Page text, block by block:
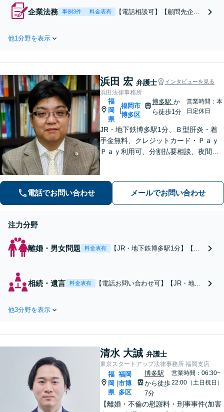
営するからわかる「収
な権利を守ります【顧
問先企業60社超】
企業法務 事例3件 料金表有
【電話相談可】【顧問先企業5
【全国対応／土日夜間OK】個
の先生、税理士の先生からの
ご相談も【烏丸御池6分】
他1分野を表示
浜田 宏 弁護士 インタビューを見る
浜田法律事務所
福
岡
県
福岡市
博多区
博多駅 か
ら徒歩1分
営業時間：本
日定休日
JR・地下鉄博多駅1分、Ｂ型肝炎・着
手金無料、クレジットカード・Ｐａｙ
Ｐａｙ利用可、分割払要相談、夜間・
婚、相続、後見、交通事故、借金、労
働、民事全般取扱い
電話でお問い合わせ メールでお問い合わせ
注力分野
離婚・男女問題 料金表有
【JR・地下鉄博多駅1分】【平
権などお任せください。相談者
相続・遺言 料金表有
【電話お問い合わせ可】【JR・地下
な相続を実現するためにも、経験豊
他3分野を表示
清水 大誠 弁護士
東京スタートアップ法律事務所 福岡支店
福
岡
県
福岡
市博
多区
博多駅
から徒歩
7分
営業時間：06:30~
22:00（土日祝日）
【離婚・不倫の慰謝料・刑事事件(加害